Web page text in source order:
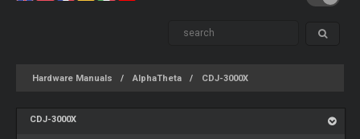
Hardware Manuals AlphaTheta CDJ-3000X
CDJ-3000X